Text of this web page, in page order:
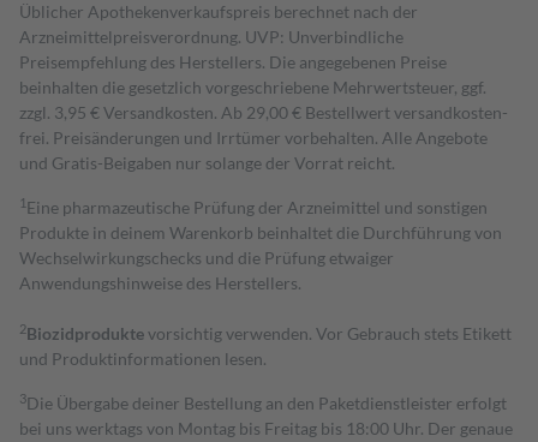
Üblicher Apothekenverkaufspreis berechnet nach der
Arzneimittelpreisverordnung. UVP: Unverbindliche
Preisempfehlung des Herstellers. Die angegebenen Preise
beinhalten die gesetzlich vorgeschriebene Mehrwertsteuer, ggf.
zzgl. 3,95 € Versandkosten. Ab 29,00 € Bestell­wert versand­kosten­
frei. Preisänderungen und Irrtümer vorbehalten. Alle Angebote
und Gratis-Beigaben nur solange der Vorrat reicht.
1 Eine pharmazeutische Prüfung der Arzneimittel und sonstigen
Produkte in deinem Warenkorb beinhaltet die Durchführung von
Wechselwirkungschecks und die Prüfung etwaiger
Anwendungshinweise des Herstellers.
2Biozidproduktevorsichtig verwenden. Vor Gebrauch stets Etikett
und Produktinformationen lesen.
3Die Übergabe deiner Bestellung an den Paketdienstleister erfolgt
bei uns werktags von Montag bis Freitag bis 18:00 Uhr. Der genaue